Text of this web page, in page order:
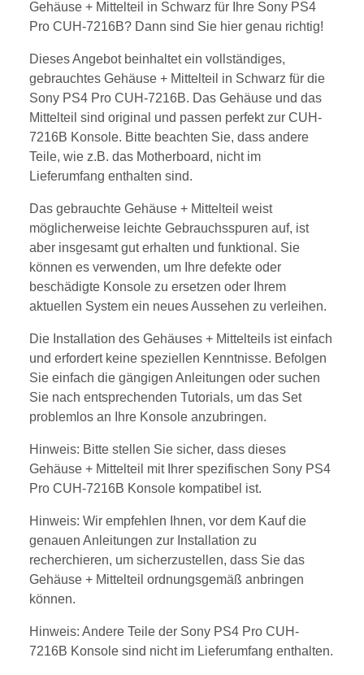
Gehäuse + Mittelteil in Schwarz für Ihre Sony PS4
Pro CUH-7216B? Dann sind Sie hier genau richtig!
Dieses Angebot beinhaltet ein vollständiges,
gebrauchtes Gehäuse + Mittelteil in Schwarz für die
Sony PS4 Pro CUH-7216B. Das Gehäuse und das
Mittelteil sind original und passen perfekt zur CUH-
7216B Konsole. Bitte beachten Sie, dass andere
Teile, wie z.B. das Motherboard, nicht im
Lieferumfang enthalten sind.
Das gebrauchte Gehäuse + Mittelteil weist
möglicherweise leichte Gebrauchsspuren auf, ist
aber insgesamt gut erhalten und funktional. Sie
können es verwenden, um Ihre defekte oder
beschädigte Konsole zu ersetzen oder Ihrem
aktuellen System ein neues Aussehen zu verleihen.
Die Installation des Gehäuses + Mittelteils ist einfach
und erfordert keine speziellen Kenntnisse. Befolgen
Sie einfach die gängigen Anleitungen oder suchen
Sie nach entsprechenden Tutorials, um das Set
problemlos an Ihre Konsole anzubringen.
Hinweis: Bitte stellen Sie sicher, dass dieses
Gehäuse + Mittelteil mit Ihrer spezifischen Sony PS4
Pro CUH-7216B Konsole kompatibel ist.
Hinweis: Wir empfehlen Ihnen, vor dem Kauf die
genauen Anleitungen zur Installation zu
recherchieren, um sicherzustellen, dass Sie das
Gehäuse + Mittelteil ordnungsgemäß anbringen
können.
Hinweis: Andere Teile der Sony PS4 Pro CUH-
7216B Konsole sind nicht im Lieferumfang enthalten.